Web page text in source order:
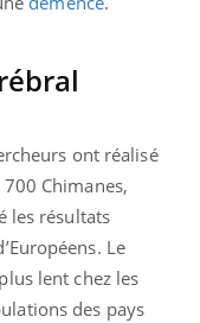
ont réalisé
Chimanes,
les résultats
Le
lent chez les
des pays